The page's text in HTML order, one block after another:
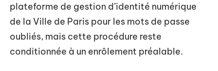
plateforme de gestion d’identité numérique
de la Ville de Paris pour les mots de passe
oubliés, mais cette procédure reste
conditionnée à un enrôlement préalable.